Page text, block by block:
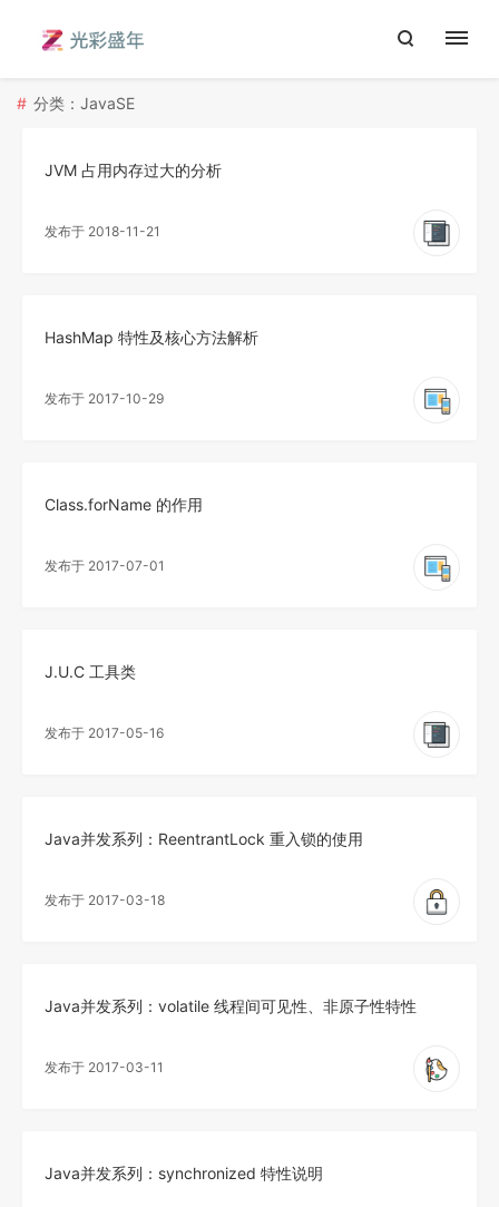
分类：JavaSE
JVM 占用内存过大的分析
发布于 2018-11-21
HashMap 特性及核心方法解析
发布于 2017-10-29
Class.forName 的作用
发布于 2017-07-01
J.U.C 工具类
发布于 2017-05-16
Java并发系列：ReentrantLock 重入锁的使用
发布于 2017-03-18
Java并发系列：volatile 线程间可见性、非原子性特性
发布于 2017-03-11
Java并发系列：synchronized 特性说明